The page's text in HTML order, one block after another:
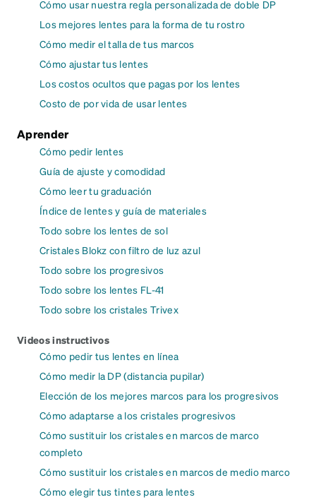
Cómo usar nuestra regla personalizada de doble DP
Los mejores lentes para la forma de tu rostro
Cómo medir el talla de tus marcos
Cómo ajustar tus lentes
Los costos ocultos que pagas por los lentes
Costo de por vida de usar lentes
Aprender
Cómo pedir lentes
Guía de ajuste y comodidad
Cómo leer tu graduación
Índice de lentes y guía de materiales
Todo sobre los lentes de sol
Cristales Blokz con filtro de luz azul
Todo sobre los progresivos
Todo sobre los lentes FL-41
Todo sobre los cristales Trivex
Videos instructivos
Cómo pedir tus lentes en línea
Cómo medir la DP (distancia pupilar)
Elección de los mejores marcos para los progresivos
Cómo adaptarse a los cristales progresivos
Cómo sustituir los cristales en marcos de marco
completo
Cómo sustituir los cristales en marcos de medio marco
Cómo elegir tus tintes para lentes